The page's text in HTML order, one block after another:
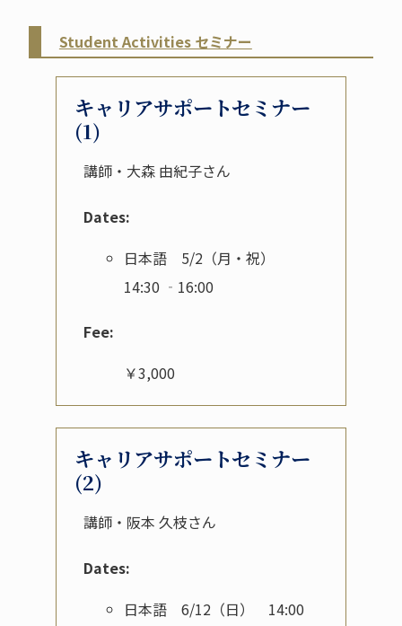
Student Activities セミナー
キャリアサポートセミナー
(1)
講師・大森 由紀子さん
Dates:
日本語 5/2（月・祝）
14:30 ‐16:00
Fee:
￥3,000
キャリアサポートセミナー
(2)
講師・阪本 久枝さん
Dates:
日本語 6/12（日） 14:00